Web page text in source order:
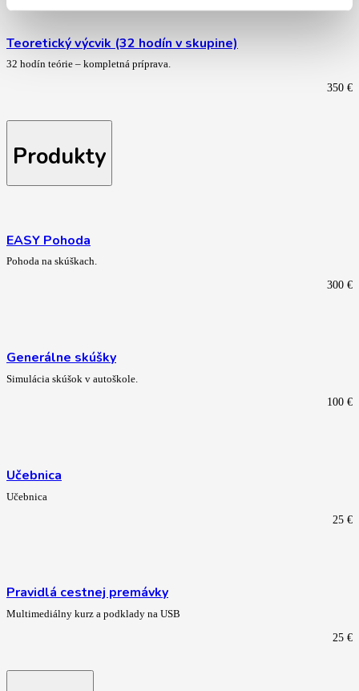
Teoretický výcvik (32 hodín v skupine)
32 hodín teórie – kompletná príprava.
350 €
Produkty
EASY Pohoda
Pohoda na skúškach.
300 €
Generálne skúšky
Simulácia skúšok v autoškole.
100 €
Učebnica
Učebnica
25 €
Pravidlá cestnej premávky
Multimediálny kurz a podklady na USB
25 €